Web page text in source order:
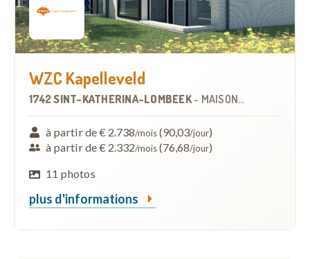
WZC Kapelleveld
1742 SINT-KATHERINA-LOMBEEK- MAISON DE REPOS
à partir de € 2.738/mois(90,03/jour)
à partir de € 2.332/mois(76,68/jour)
11 photos
plus d'informations